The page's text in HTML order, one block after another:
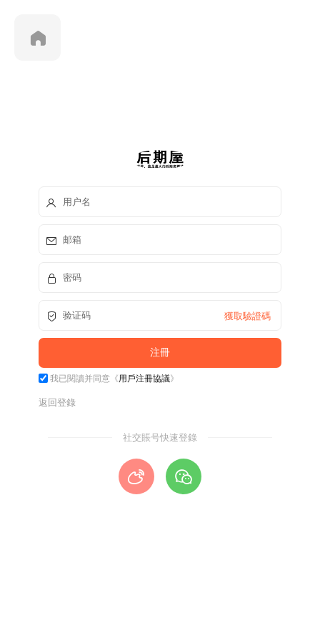
獲取驗證碼
我已閱讀并同意《用戶注冊協議》
返回登錄
社交賬号快速登錄